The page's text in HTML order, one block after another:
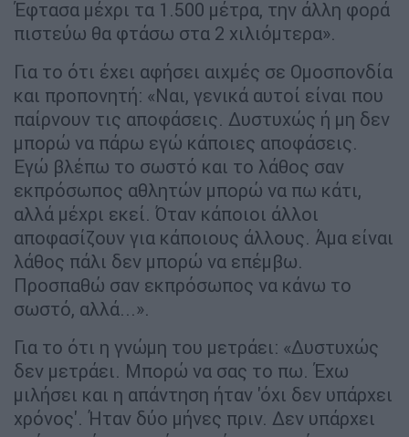
Έφτασα μέχρι τα 1.500 μέτρα, την άλλη φορά
πιστεύω θα φτάσω στα 2 χιλιόμτερα».
Για το ότι έχει αφήσει αιχμές σε Ομοσπονδία
και προπονητή: «Ναι, γενικά αυτοί είναι που
παίρνουν τις αποφάσεις. Δυστυχώς ή μη δεν
μπορώ να πάρω εγώ κάποιες αποφάσεις.
Εγώ βλέπω το σωστό και το λάθος σαν
εκπρόσωπος αθλητών μπορώ να πω κάτι,
αλλά μέχρι εκεί. Όταν κάποιοι άλλοι
αποφασίζουν για κάποιους άλλους. Άμα είναι
λάθος πάλι δεν μπορώ να επέμβω.
Προσπαθώ σαν εκπρόσωπος να κάνω το
σωστό, αλλά...».
Για το ότι η γνώμη του μετράει: «Δυστυχώς
δεν μετράει. Μπορώ να σας το πω. Έχω
μιλήσει και η απάντηση ήταν 'όχι δεν υπάρχει
χρόνος'. Ήταν δύο μήνες πριν. Δεν υπάρχει